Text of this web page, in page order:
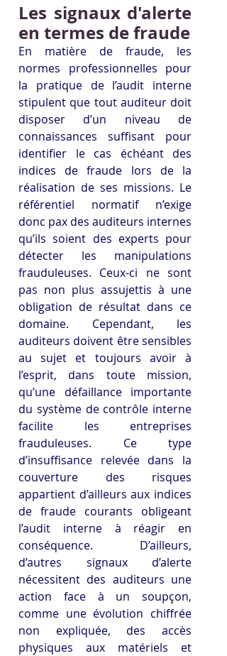
Les signaux d'alerte
en termes de fraude
En matière de fraude, les
normes professionnelles pour
la pratique de l’audit interne
stipulent que tout auditeur doit
disposer d’un niveau de
connaissances suffisant pour
identifier le cas échéant des
indices de fraude lors de la
réalisation de ses missions. Le
référentiel normatif n’exige
donc pax des auditeurs internes
qu’ils soient des experts pour
détecter les manipulations
frauduleuses. Ceux-ci ne sont
pas non plus assujettis à une
obligation de résultat dans ce
domaine. Cependant, les
auditeurs doivent être sensibles
au sujet et toujours avoir à
l’esprit, dans toute mission,
qu’une défaillance importante
du système de contrôle interne
facilite les entreprises
frauduleuses. Ce type
d’insuffisance relevée dans la
couverture des risques
appartient d’ailleurs aux indices
de fraude courants obligeant
l’audit interne à réagir en
conséquence. D’ailleurs,
d’autres signaux d’alerte
nécessitent des auditeurs une
action face à un soupçon,
comme une évolution chiffrée
non expliquée, des accès
physiques aux matériels et